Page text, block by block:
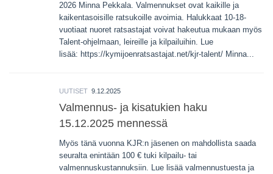
2026 Minna Pekkala. Valmennukset ovat kaikille ja
kaikentasoisille ratsukoille avoimia. Halukkaat 10-18-
vuotiaat nuoret ratsastajat voivat hakeutua mukaan myös
Talent-ohjelmaan, leireille ja kilpailuihin. Lue
lisää: https://kymijoenratsastajat.net/kjr-talent/ Minna...
UUTISET 9.12.2025
Valmennus- ja kisatukien haku
15.12.2025 mennessä
Myös tänä vuonna KJR:n jäsenen on mahdollista saada
seuralta enintään 100 € tuki kilpailu- tai
valmennuskustannuksiin. Lue lisää valmennustuesta ja